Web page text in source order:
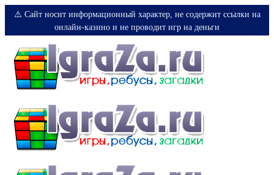
⚠️ Сайт носит информационный характер, не содержит ссылки на
онлайн-казино и не проводит игр на деньги